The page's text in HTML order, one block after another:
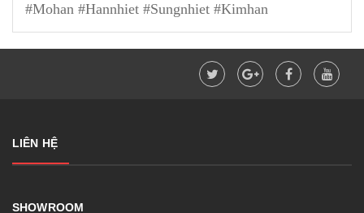
#Mohan #Hannhiet #Sungnhiet #Kimhan
LIÊN HỆ
SHOWROOM